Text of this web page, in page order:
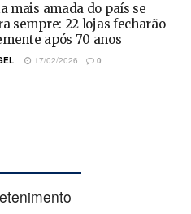
mais amada do país se
sempre: 22 lojas fecharão
após 70 anos
17/02/2026 0